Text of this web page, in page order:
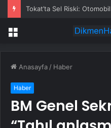
Tokat’ta Sel Riski:
Menü
Anasayfa / Haber
Haber
BM Genel